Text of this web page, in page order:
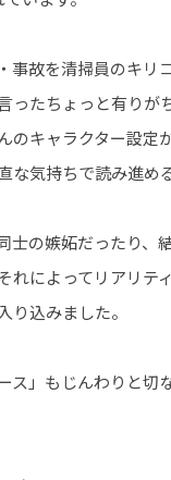
事故を清掃員のキリ
ったちょっと有りが
のキャラクター設定
な気持ちで読み進め
士の嫉妬だったり、
れによってリアリテ
り込みました。
ス」もじんわりと切